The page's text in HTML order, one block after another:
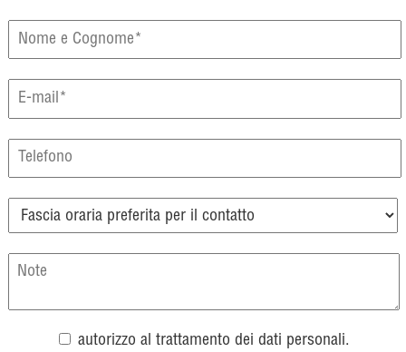
autorizzo al trattamento dei dati personali.